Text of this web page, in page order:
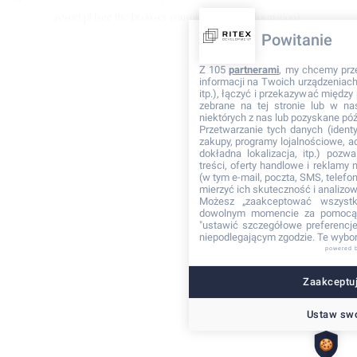
Powitanie
Z 105partnerami, my chcemy
informacji na Twoich
itp.), łączyć i przekazywać
zebrane na tej stronie lub w
niektórych z nas lub pozyskane
Przetwarzanie tych danych
zakupy, programy lojalnościowe,
dokładna lokalizacja, itp.)
treści, oferty handlowe i reklamy
(w tym e-mail, poczta, SMS,
mierzyć ich skuteczność i
Możesz „zaakceptować
dowolnym momencie za
"ustawić szczegółowe
niepodlegającym zgodzie. Te
powered
Ustaw